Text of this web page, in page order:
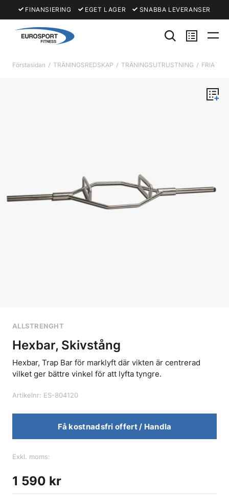
FINANSIERING EGET LAGER SNABBA LEVERANSER
Förstasidan TRÄNINGSREDSKAP TRÄNINGSUTRUSTNING FRIA
ALLSTRENGHT
Hexbar, Skivstång
Hexbar, Trap Bar för marklyft där vikten är centrerad
vilket ger bättre vinkel för att lyfta tyngre.
Artikelnr: ES-804120
Få kostnadsfri offert / Handla
Exkl. moms:
1 590 kr